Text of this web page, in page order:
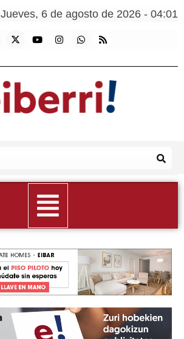
Jueves, 6 de agosto de 2026 - 04:01